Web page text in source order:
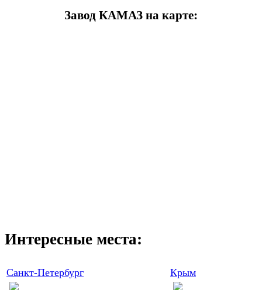
Завод КАМАЗ на карте:
Интересные места:
Санкт-Петербург Крым